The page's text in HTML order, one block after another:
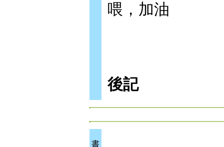
喂，加油
後記
書